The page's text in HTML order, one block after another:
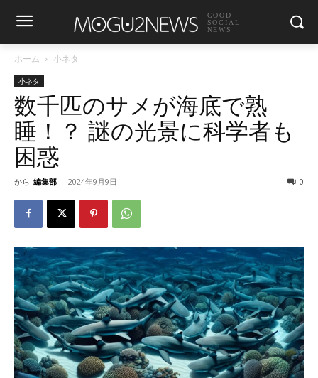
GOOD
SOCIAL
NEWS
ホーム 小ネタ
小ネタ
数千匹のサメが海底で熟
睡！？ 謎の光景に科学者も
困惑
から 編集部 - 2024年9月9日 0